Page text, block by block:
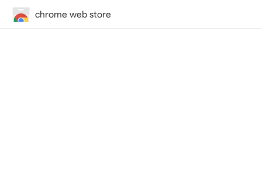
chrome web store